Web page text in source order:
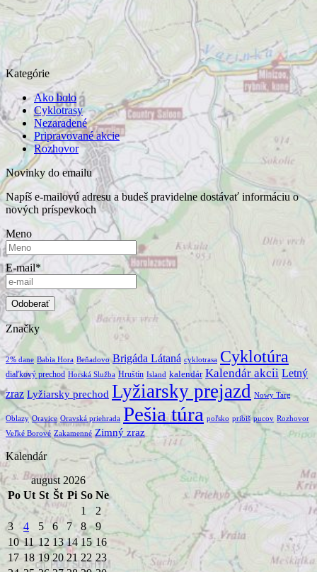
Kategórie
Ako bolo
Cyklotrasy
Nezaradené
Pripravované akcie
Rozhovor
Novinky do emailu
Napíš e-mailovú adresu a budeš pravidelne dostávať informáciu o
nových príspevkoch
Meno
E-mail*
Značky
2% dane Babia Hora Beňadovo Brigáda Látaná cyklotrasa Cyklotúra
diaľkový prechod Horská Služba Hruštín Island kalendár Kalendár akcii Letný
zraz Lyžiarsky prechod Lyžiarsky prejazd Nowy Targ
Oblazy Oravice Oravská priehrada Pešia túra poľsko pribiš pucov Rozhovor
Veľké Borové Zakamenné Zimný zraz
Kalendár
august 2026
Po Ut St Št Pi So Ne
1
2
3
4 5 6 7 8
9
10 11 12 13 14 15 16
17 18 19 20 21 22 23